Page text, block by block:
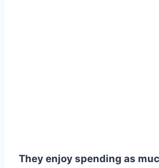
They enjoy spending as